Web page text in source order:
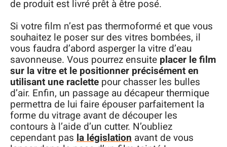
de produit est livré prêt à être posé.
Si votre film n’est pas thermoformé et que vous
souhaitez le poser sur des vitres bombées, il
vous faudra d’abord asperger la vitre d’eau
savonneuse. Vous pourrez ensuite placer le film
sur la vitre et le positionner précisément en
utilisant une raclette pour chasser les bulles
d’air. Enfin, un passage au décapeur thermique
permettra de lui faire épouser parfaitement la
forme du vitrage avant de découper les
contours à l’aide d’un cutter. N’oubliez
cependant pas la législation avant de vous